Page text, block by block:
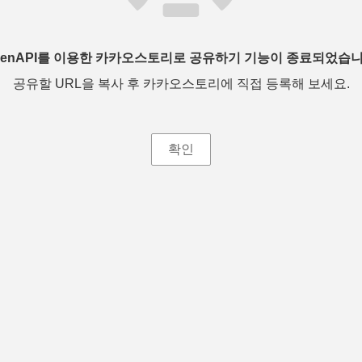
를 이용한 카카오스토리로 공유하기 기능이 종료되었습
공유할 URL을 복사 후 카카오스토리에 직접 등록해 보세요.
확인